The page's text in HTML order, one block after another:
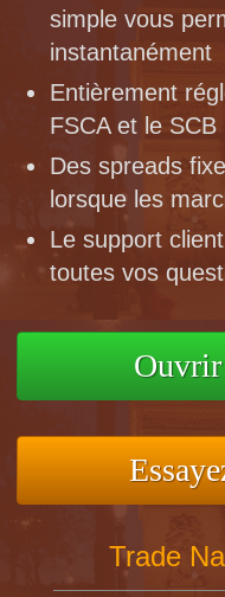
simple vous
instantanément
Entièrement
FSCA et le SCB
Des spreads
lorsque les
Le support
toutes vos
Trade